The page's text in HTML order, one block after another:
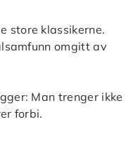
store klassikerne.
omgitt av
Man trenger ikke
forbi.